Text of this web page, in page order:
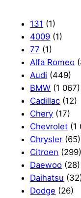
131 (1)
4009 (1)
77 (1)
Alfa Romeo
Audi (449)
BMW (1 067)
Cadillac (12)
Chery (17)
Chevrolet (1
Chrysler (65)
Citroen (299)
Daewoo (28)
Daihatsu
Dodge (26)